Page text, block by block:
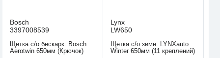
Bosch
3397008539
Щетка с/о бескарк. Bosch
Aerotwin 650мм (Крючок)
Lynx
LW650
Щетка с/о зимн. LYNXauto
Winter 650мм (11 креплений)